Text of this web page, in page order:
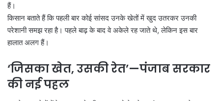
हैं।
किसान बताते हैं कि पहली बार कोई सांसद उनके खेतों में खुद उतरकर उनकी
परेशानी समझ रहा है। पहले बाढ़ के बाद वे अकेले रह जाते थे, लेकिन इस बार
हालात अलग हैं।
‘जिसका खेत,उसकी रेत’—पंजाब सरकार
की नई पहल